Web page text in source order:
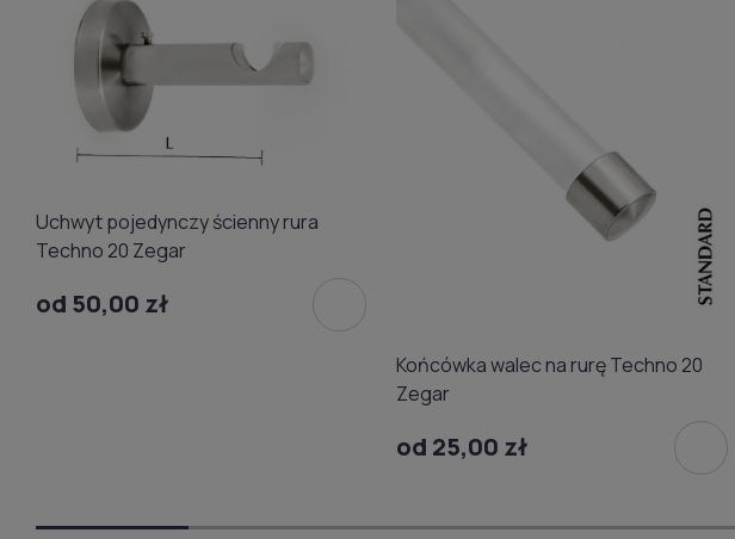
Uchwyt pojedynczy ścienny rura
Techno 20 Zegar
od 50,00 zł
Końcówka walec na rurę Techno 20
Zegar
od 25,00 zł